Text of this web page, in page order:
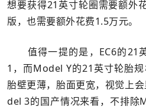
想要获得21英寸轮圈需要额外
版，也需要额外花费1.5万元。
值得一提的是，EC6的21
1，而Model Y的21英寸轮胎
胎壁更薄，胎面更宽，视觉上
del 3的国产情况来看，不排除